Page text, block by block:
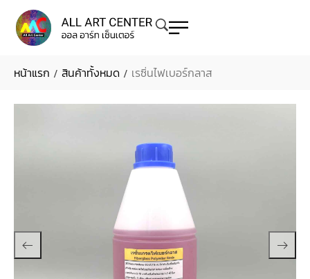
หน้าแรก / สินค้าทั้งหมด / เรซิ่นไฟเบอร์กลาส